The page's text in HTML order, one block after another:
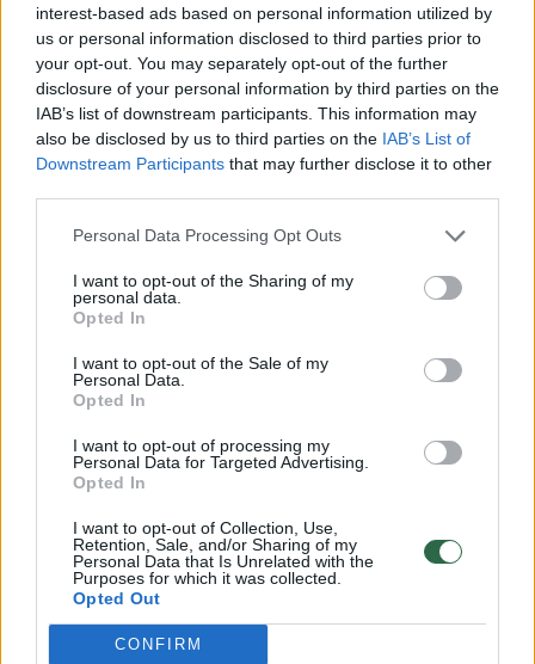
interest-based ads based on personal information utilized by
us or personal information disclosed to third parties prior to
your opt-out. You may separately opt-out of the further
disclosure of your personal information by third parties on the
IAB’s list of downstream participants. This information may
also be disclosed by us to third parties on the IAB’s List of
Downstream Participants that may further disclose it to other
Personal Data Processing Opt Outs
I want to opt-out of the Sharing of my
personal data.
Opted In
I want to opt-out of the Sale of my
Personal Data.
Opted In
I want to opt-out of processing my
Personal Data for Targeted Advertising.
Opted In
I want to opt-out of Collection, Use,
Retention, Sale, and/or Sharing of my
Personal Data that Is Unrelated with the
Purposes for which it was collected.
Opted Out
CONFIRM
Užsienio reikalų ministro Kęstučio Budrio
teigimu, Kinijos sprendimas apriboti
lietuviškų lazerių gamintojos „Ekspla“
galimybes pirkti kiniškas dvejopos
paskirties prekes ir technologijas, Lietuvai
siekiant normalizuoti santykius su Pekinu,
rodo Europos Sąjungos (ES) sprendimų
įtaką dvišaliams santykiams. Pasak jo,
ekonominio saugumo prasme tai verčia
spręsti, kaip būtų galima mažinti tiekimo